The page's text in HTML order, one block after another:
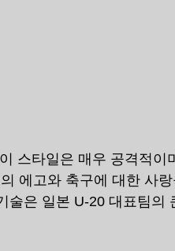
스타일은 매우 공격적이
에고와 축구에 대한 사랑
술은 일본 U-20 대표팀의